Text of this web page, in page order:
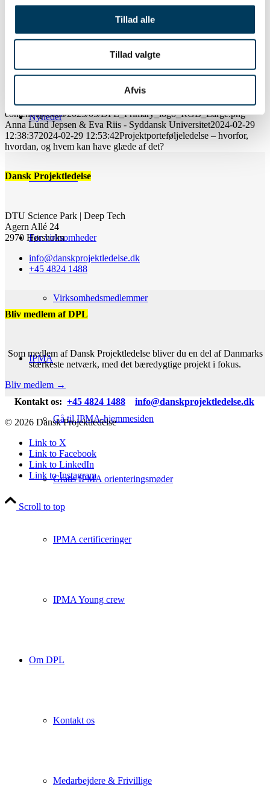
Tillad alle
Tillad valgte
Afvis
Nyheder
Bliv medlem
For virksomheder
Virksomhedsmedlemmer
IPMA
Gå til IPMA-hjemmesiden
Gratis IPMA orienteringsmøder
IPMA certificeringer
IPMA Young crew
Om DPL
Kontakt os
Medarbejdere & Frivillige
Del på Facebook
https://danskprojektledelse.dk/wp-content/uploads/2024/02/Anna-
& Eva Riis - Syddansk Universitet
https://danskprojektledelse.dk/wp-
content/uploads/2023/05/DPL_Primary_logo_RGB_Large.png
Anna Lund Jepsen & Eva Riis - Syddansk Universitet2024-02-29
12:38:372024-02-29 12:53:42Projektporteføljeledelse – hvorfor,
hvordan, og hvem kan have glæde af det?
Dansk Projektledelse
DTU Science Park | Deep Tech
Agern Allé 24
2970 Hørsholm
info@danskprojektledelse.dk
+45 4824 1488
Bliv medlem af DPL
Som medlem af Dansk Projektledelse bliver du en del af Danmarks
stærkeste netværk, med det bæredygtige projekt i fokus.
Bliv medlem →
Kontakt os: +45 4824 1488
info@danskprojektledelse.dk
© 2026 Dansk Projektledelse
Link to X
Link to Facebook
Link to LinkedIn
Link to Instagram
Scroll to top